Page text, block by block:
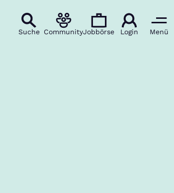
Suche CommunityJobbörse Login Menü